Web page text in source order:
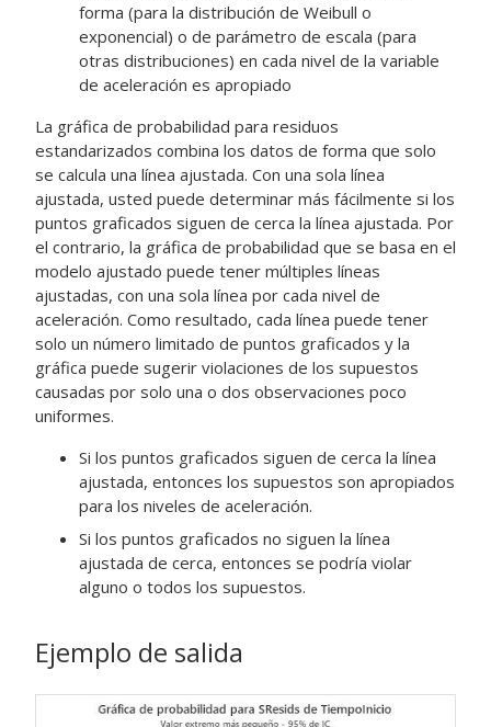
forma (para la distribución de Weibull o
exponencial) o de parámetro de escala (para
otras distribuciones) en cada nivel de la variable
de aceleración es apropiado
La gráfica de probabilidad para residuos
estandarizados combina los datos de forma que solo
se calcula una línea ajustada. Con una sola línea
ajustada, usted puede determinar más fácilmente si los
puntos graficados siguen de cerca la línea ajustada. Por
el contrario, la gráfica de probabilidad que se basa en el
modelo ajustado puede tener múltiples líneas
ajustadas, con una sola línea por cada nivel de
aceleración. Como resultado, cada línea puede tener
solo un número limitado de puntos graficados y la
gráfica puede sugerir violaciones de los supuestos
causadas por solo una o dos observaciones poco
uniformes.
Si los puntos graficados siguen de cerca la línea
ajustada, entonces los supuestos son apropiados
para los niveles de aceleración.
Si los puntos graficados no siguen la línea
ajustada de cerca, entonces se podría violar
alguno o todos los supuestos.
Ejemplo de salida